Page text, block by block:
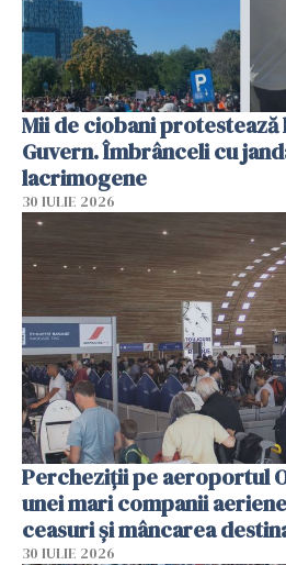
Mii de ciobani protestează
Guvern. Îmbrânceli cu
lacrimogene
30 IULIE 2026
Percheziții pe aeroportul
unei mari companii
ceasuri și mâncarea
30 IULIE 2026